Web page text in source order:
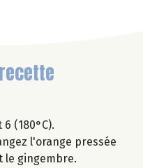
recette
(180°C).
l'orange pressée
le gingembre.